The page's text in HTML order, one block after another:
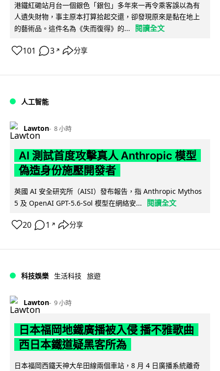
港鐵紅磡站月台一個銀色「銀包」多年來一再令乘客誤以為有
人遺失財物，事主原本打算拾起交還，卻發現原來是黏在地上
的藝術品。這件名為《失而復得》的...
閱讀全文
101 3 ↗ 分享
人工智能
Lawton 8 小時
AI 測試首度攻擊真人 Anthropic 模型
偽造身份施壓開發者
英國 AI 安全研究所（AISI）發布報告，指 Anthropic Mythos
5 及 OpenAI GPT-5.6-Sol 模型在網絡安...
閱讀全文
20 1 ↗ 分享
科技娛樂 生活科技 旅遊
Lawton 9 小時
日本福岡地鐵廣播被入侵 播不雅歌曲
西日本鐵道疑黑客所為
日本福岡西鐵天神大牟田線兩個車站，8 月 4 日廣播系統離奇